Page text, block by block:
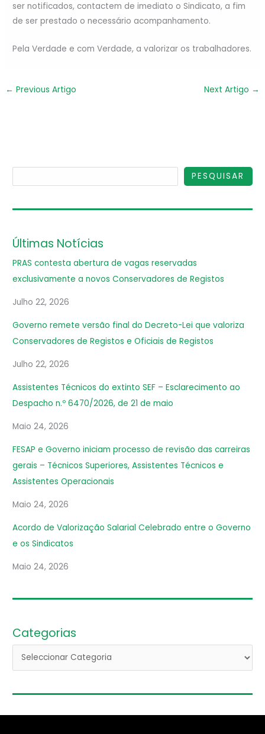
ser notificados, contactem de imediato o Sindicato, a fim
de ser prestado o necessário acompanhamento.
Pela Verdade e com Verdade, a valorizar os trabalhadores.
← Previous Artigo Next Artigo →
PESQUISAR
Últimas Notícias
PRAS contesta abertura de vagas reservadas
exclusivamente a novos Conservadores de Registos
Julho 22, 2026
Governo remete versão final do Decreto-Lei que valoriza
Conservadores de Registos e Oficiais de Registos
Julho 22, 2026
Assistentes Técnicos do extinto SEF – Esclarecimento ao
Despacho n.º 6470/2026, de 21 de maio
Maio 24, 2026
FESAP e Governo iniciam processo de revisão das carreiras
gerais – Técnicos Superiores, Assistentes Técnicos e
Assistentes Operacionais
Maio 24, 2026
Acordo de Valorização Salarial Celebrado entre o Governo
e os Sindicatos
Maio 24, 2026
Categorias